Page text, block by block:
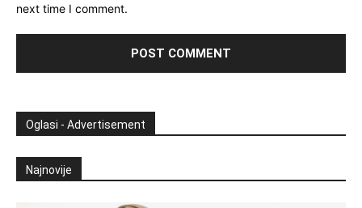
next time I comment.
Oglasi - Advertisement
Najnovije